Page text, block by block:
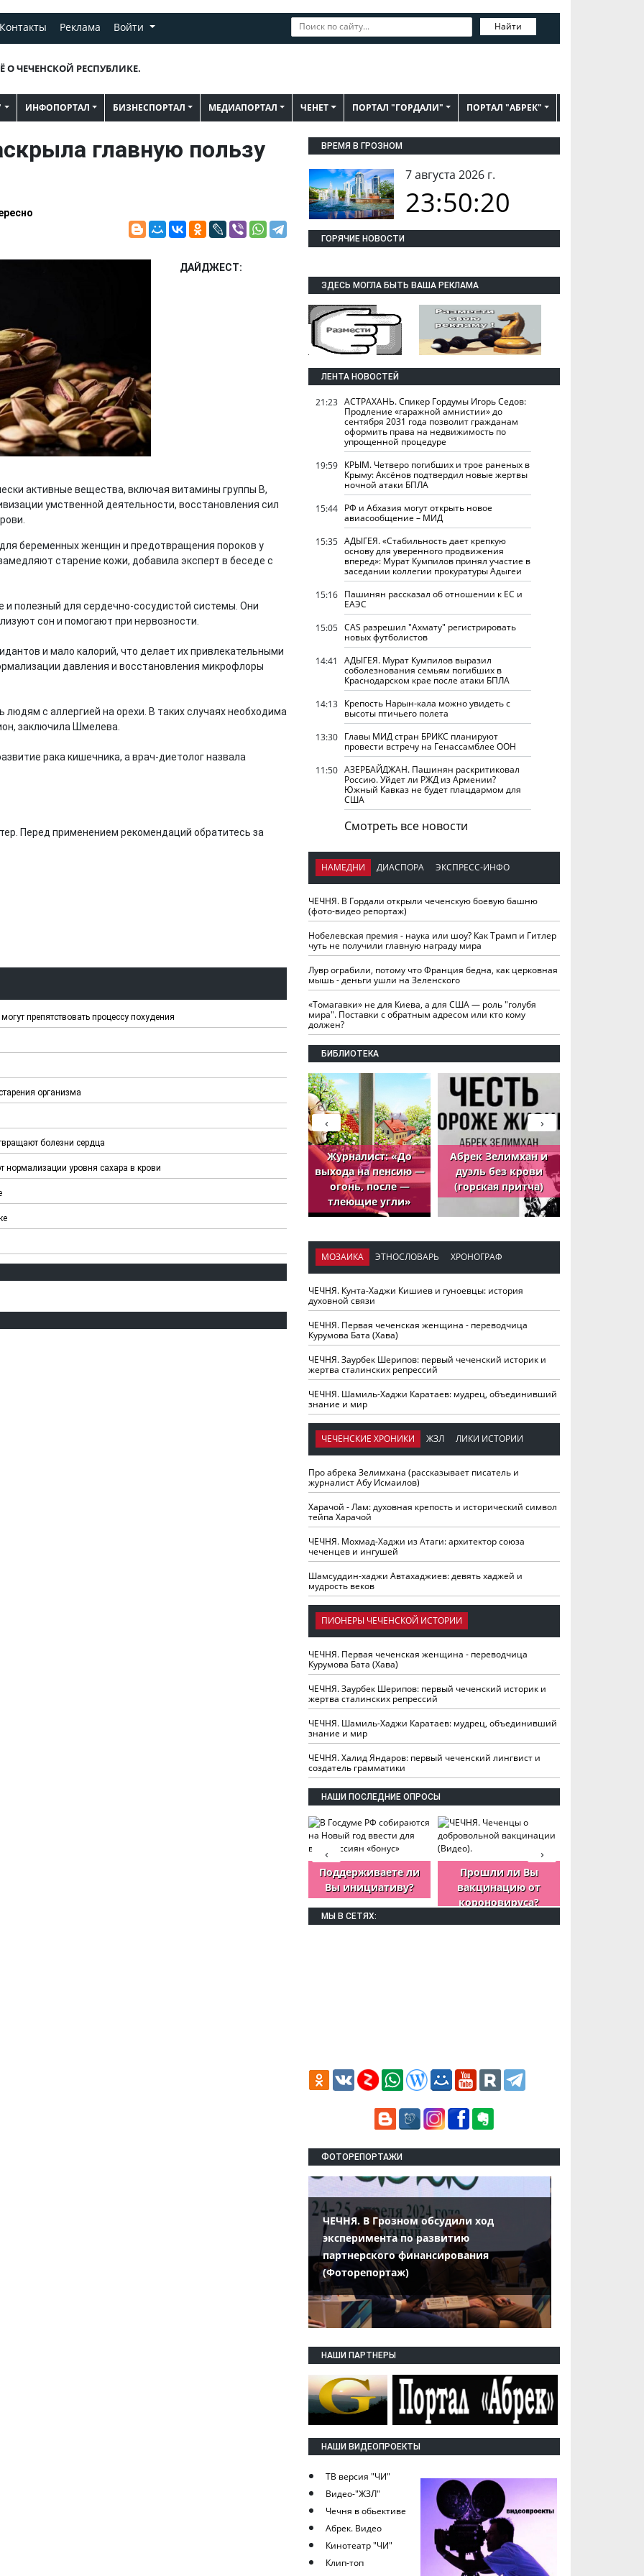
Контакты Реклама Войти Найти
О ЧЕЧЕНСКОЙ РЕСПУБЛИКЕ.
ИНФОПОРТАЛ БИЗНЕСПОРТАЛ МЕДИАПОРТАЛ ЧЕНЕТ ПОРТАЛ "ГОРДАЛИ" ПОРТАЛ "АБРЕК"
главную пользу
ДАЙДЖЕСТ:
активные вещества, включая витамины группы B,
умственной деятельности, восстановления сил
беременных женщин и предотвращения пороков у
старение кожи, добавила эксперт в беседе с
полезный для сердечно-сосудистой системы. Они
сон и помогают при нервозности.
и мало калорий, что делает их привлекательными
давления и восстановления микрофлоры
с аллергией на орехи. В таких случаях необходима
заключила Шмелева.
рака кишечника, а врач-диетолог назвала
Перед применением рекомендаций обратитесь за
препятствовать процессу похудения
организма
болезни сердца
нормализации уровня сахара в крови
ВРЕМЯ В ГРОЗНОМ
7 августа 2026 г.
23:50:20
ГОРЯЧИЕ НОВОСТИ
ЗДЕСЬ МОГЛА БЫТЬ ВАША РЕКЛАМА
ЛЕНТА НОВОСТЕЙ
21:23 АСТРАХАНЬ. Спикер Гордумы Игорь Седов:
Продление «гаражной амнистии» до
сентября 2031 года позволит гражданам
оформить права на недвижимость по
упрощенной процедуре
19:59 КРЫМ. Четверо погибших и трое раненых в
Крыму: Аксёнов подтвердил новые жертвы
ночной атаки БПЛА
15:44 РФ и Абхазия могут открыть новое
авиасообщение – МИД
15:35 АДЫГЕЯ. «Стабильность дает крепкую
основу для уверенного продвижения
вперед»: Мурат Кумпилов принял участие в
заседании коллегии прокуратуры Адыгеи
15:16 Пашинян рассказал об отношении к ЕС и
ЕАЭС
15:05 CAS разрешил "Ахмату" регистрировать
новых футболистов
14:41
АДЫГЕЯ. Мурат Кумпилов выразил
соболезнования семьям погибших в
Краснодарском крае после атаки БПЛА
14:13 Крепость Нарын-кала можно увидеть с
высоты птичьего полета
13:30 Главы МИД стран БРИКС планируют
провести встречу на Генассамблее ООН
11:50 АЗЕРБАЙДЖАН. Пашинян раскритиковал
Россию. Уйдет ли РЖД из Армении?
Южный Кавказ не будет плацдармом для
США
Смотреть все новости
НАМЕДНИ ДИАСПОРА ЭКСПРЕСС-ИНФО
ЧЕЧНЯ. В Гордали открыли чеченскую боевую башню
(фото-видео репортаж)
Нобелевская премия - наука или шоу? Как Трамп и Гитлер
чуть не получили главную награду мира
Лувр ограбили, потому что Франция бедна, как церковная
мышь - деньги ушли на Зеленского
«Томагавки» не для Киева, а для США — роль "голубя
мира". Поставки с обратным адресом или кто кому
должен?
БИБЛИОТЕКА
ЧЕЧНЯ. Обарг Варин
илли
ЧЕЧНЯ. Хьаьжин
Журналист: «До
выхода на пенсию —
огонь, после —
тлеющие угли»
Абрек Зелимхан и
дуэль без крови
(горская притча)
›
‹
МОЗАИКА ЭТНОСЛОВАРЬ ХРОНОГРАФ
ЧЕЧНЯ. Кунта-Хаджи Кишиев и гуноевцы: история
духовной связи
ЧЕЧНЯ. Первая чеченская женщина - переводчица
Курумова Бата (Хава)
ЧЕЧНЯ. Заурбек Шерипов: первый чеченский историк и
жертва сталинских репрессий
ЧЕЧНЯ. Шамиль-Хаджи Каратаев: мудрец, объединивший
знание и мир
ЧЕЧЕНСКИЕ ХРОНИКИ ЖЗЛ ЛИКИ ИСТОРИИ
Про абрека Зелимхана (рассказывает писатель и
журналист Абу Исмаилов)
Харачой - Лам: духовная крепость и исторический символ
тейпа Харачой
ЧЕЧНЯ. Мохмад-Хаджи из Атаги: архитектор союза
чеченцев и ингушей
Шамсуддин-хаджи Автахаджиев: девять хаджей и
мудрость веков
ПИОНЕРЫ ЧЕЧЕНСКОЙ ИСТОРИИ
ЧЕЧНЯ. Первая чеченская женщина - переводчица
Курумова Бата (Хава)
ЧЕЧНЯ. Заурбек Шерипов: первый чеченский историк и
жертва сталинских репрессий
ЧЕЧНЯ. Шамиль-Хаджи Каратаев: мудрец, объединивший
знание и мир
ЧЕЧНЯ. Халид Яндаров: первый чеченский лингвист и
создатель грамматики
НАШИ ПОСЛЕДНИЕ ОПРОСЫ
Поддерживаете ли
Вы инициативу?
Прошли ли Вы
вакцинацию от
короновируса?
›
‹
МЫ В СЕТЯХ:
ФОТОРЕПОРТАЖИ
ЧЕЧНЯ. В Грозном обсудили ход
эксперимента по развитию
партнерского финансирования
(Фоторепортаж)
НАШИ ПАРТНЕРЫ
НАШИ ВИДЕОПРОЕКТЫ
ТВ версия "ЧИ"
Видео-"ЖЗЛ"
Чечня в обьективе
Абрек. Видео
Кинотеатр "ЧИ"
Клип-топ